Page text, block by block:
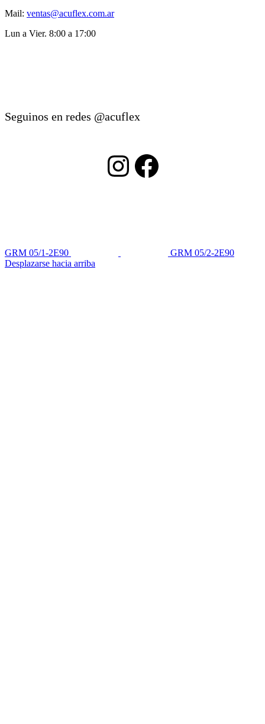
Mail: ventas@acuflex.com.ar
Lun a Vier. 8:00 a 17:00
Seguinos en redes @acuflex
Instagram
Facebook
GRM 05/1-2E90
GRM 05/2-2E90
Desplazarse hacia arriba